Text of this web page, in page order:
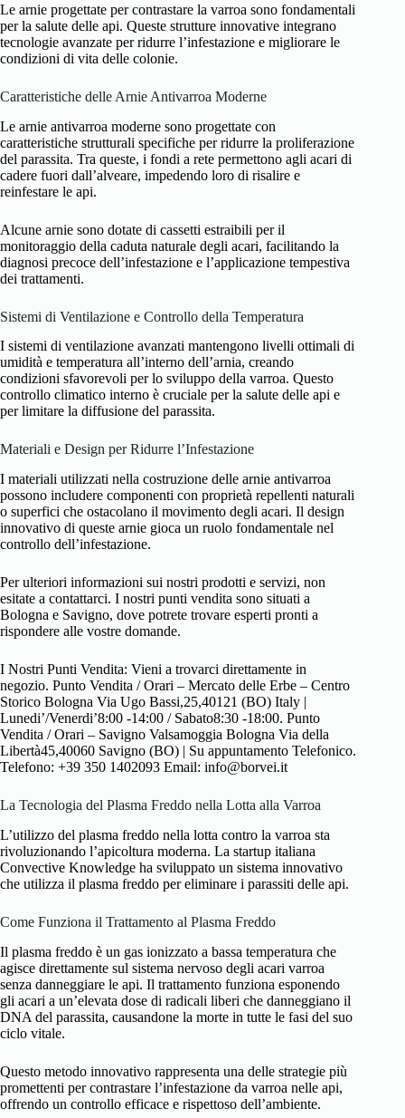
Le arnie progettate per contrastare la varroa sono fondamentali
per la salute delle api. Queste strutture innovative integrano
tecnologie avanzate per ridurre l’infestazione e migliorare le
condizioni di vita delle colonie.
Caratteristiche delle Arnie Antivarroa Moderne
Le arnie antivarroa moderne sono progettate con
caratteristiche strutturali specifiche per ridurre la proliferazione
del parassita. Tra queste, i fondi a rete permettono agli acari di
cadere fuori dall’alveare, impedendo loro di risalire e
reinfestare le api.
Alcune arnie sono dotate di cassetti estraibili per il
monitoraggio della caduta naturale degli acari, facilitando la
diagnosi precoce dell’infestazione e l’applicazione tempestiva
dei trattamenti.
Sistemi di Ventilazione e Controllo della Temperatura
I sistemi di ventilazione avanzati mantengono livelli ottimali di
umidità e temperatura all’interno dell’arnia, creando
condizioni sfavorevoli per lo sviluppo della varroa. Questo
controllo climatico interno è cruciale per la salute delle api e
per limitare la diffusione del parassita.
Materiali e Design per Ridurre l’Infestazione
I materiali utilizzati nella costruzione delle arnie antivarroa
possono includere componenti con proprietà repellenti naturali
o superfici che ostacolano il movimento degli acari. Il design
innovativo di queste arnie gioca un ruolo fondamentale nel
controllo dell’infestazione.
Per ulteriori informazioni sui nostri prodotti e servizi, non
esitate a contattarci. I nostri punti vendita sono situati a
Bologna e Savigno, dove potrete trovare esperti pronti a
rispondere alle vostre domande.
I Nostri Punti Vendita: Vieni a trovarci direttamente in
negozio. Punto Vendita / Orari – Mercato delle Erbe – Centro
Storico Bologna Via Ugo Bassi,25,40121 (BO) Italy |
Lunedi’/Venerdi’8:00 -14:00 / Sabato8:30 -18:00. Punto
Vendita / Orari – Savigno Valsamoggia Bologna Via della
Libertà45,40060 Savigno (BO) | Su appuntamento Telefonico.
Telefono: +39 350 1402093 Email: info@borvei.it
La Tecnologia del Plasma Freddo nella Lotta alla Varroa
L’utilizzo del plasma freddo nella lotta contro la varroa sta
rivoluzionando l’apicoltura moderna. La startup italiana
Convective Knowledge ha sviluppato un sistema innovativo
che utilizza il plasma freddo per eliminare i parassiti delle api.
Come Funziona il Trattamento al Plasma Freddo
Il plasma freddo è un gas ionizzato a bassa temperatura che
agisce direttamente sul sistema nervoso degli acari varroa
senza danneggiare le api. Il trattamento funziona esponendo
gli acari a un’elevata dose di radicali liberi che danneggiano il
DNA del parassita, causandone la morte in tutte le fasi del suo
ciclo vitale.
Questo metodo innovativo rappresenta una delle strategie più
promettenti per contrastare l’infestazione da varroa nelle api,
offrendo un controllo efficace e rispettoso dell’ambiente.